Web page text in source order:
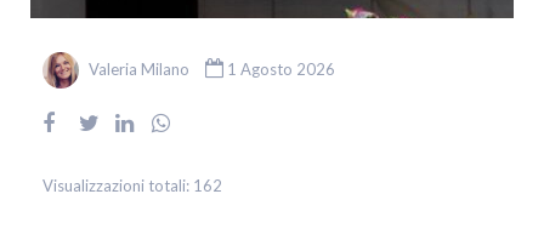
Valeria Milano 1 Agosto 2026
Visualizzazioni totali: 162